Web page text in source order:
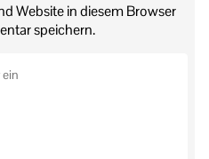
Website in diesem Browser
speichern.